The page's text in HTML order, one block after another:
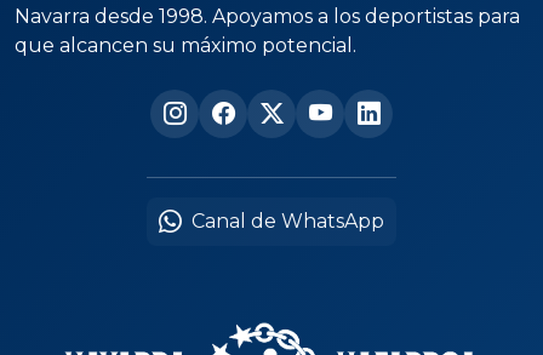
Navarra desde 1998. Apoyamos a los deportistas para
que alcancen su máximo potencial.
Canal de WhatsApp